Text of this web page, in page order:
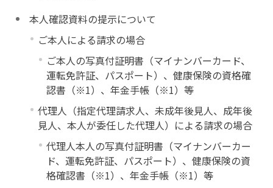
本人確認資料の提示について
ご本人による請求の場合
ご本人の写真付証明書（マイナンバーカード、
運転免許証、パスポート）、健康保険の資格確
認書（※1）、年金手帳（※1）等
代理人（指定代理請求人、未成年後見人、成年後
見人、本人が委任した代理人）による請求の場合
代理人本人の写真付証明書（マイナンバーカー
ド、運転免許証、パスポート）、健康保険の資
格確認書（※1）、年金手帳（※1）等